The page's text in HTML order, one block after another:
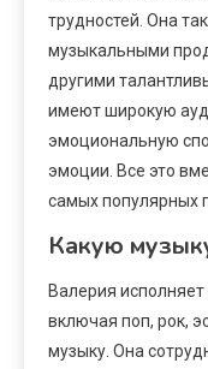
трудностей. Она
музыкальными
другими
имеют широкую
эмоциональную
эмоции. Все это
самых популярных
Какую
Валерия
включая поп, рок,
музыку. Она